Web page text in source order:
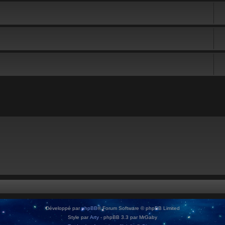
Développé parphpBB® Forum Software © phpBB Limited
Style par Arty - phpBB 3.3 par MrGaby